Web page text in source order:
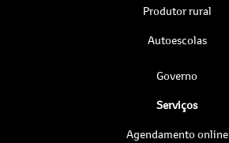
Produtor rural
Autoescolas
Governo
Serviços
Agendamento online